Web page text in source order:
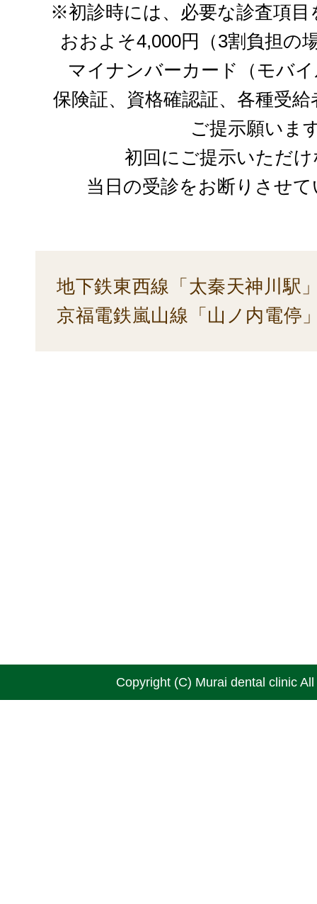
※初診時には、必要な診査項
おおよそ4,000円（3割負担の
マイナンバーカード（モバ
保険証、資格確認証、各種受
ご提示願いま
初回にご提示いただ
当日の受診をお断りさせ
地下鉄東西線「太秦天神川駅
京福電鉄嵐山線「山ノ内電停
Copyright (C) Murai dental clinic